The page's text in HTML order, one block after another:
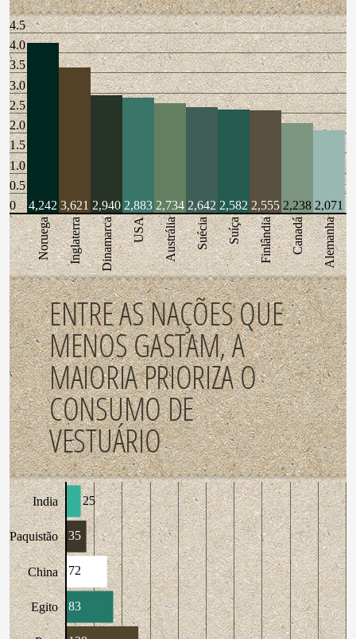
4.5
4.0
3.5
3.0
2.5
2.0
1.5
1.0
0.5
0
Noruega Inglaterra Dinamarca USA Austrália Suécia Suíça Finlândia Canadá Alemanha
4,242 3,621 2,940 2,883 2,734 2,642 2,582 2,555 2,238 2,071
ENTRE AS NAÇÕES QUE
MENOS GASTAM, A
MAIORIA PRIORIZA O
CONSUMO DE
VESTUÁRIO
India
Paquistão
China
Egito
25
35
72
83